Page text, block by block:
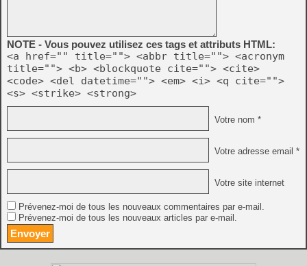
NOTE - Vous pouvez utilisez ces tags et attributs HTML:
<a href="" title=""> <abbr title=""> <acronym
title=""> <b> <blockquote cite=""> <cite>
<code> <del datetime=""> <em> <i> <q cite="">
<s> <strike> <strong>
Votre nom *
Votre adresse email *
Votre site internet
Prévenez-moi de tous les nouveaux commentaires par e-mail.
Prévenez-moi de tous les nouveaux articles par e-mail.